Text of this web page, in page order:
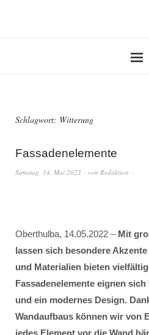
Schlagwort: Witterung
Fassadenelemente
Samstag, 14. Mai 2022 von Redaktion
Oberthulba, 14.05.2022 – Mit
lassen sich besondere
und Materialien bieten
Fassadenelemente eignen
und ein modernes Design.
Wandaufbaus können wir von
jedes Element vor die Wand